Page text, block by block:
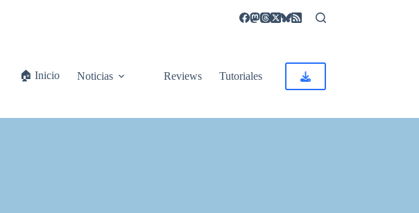
🏠 Inicio Noticias Reviews Tutoriales